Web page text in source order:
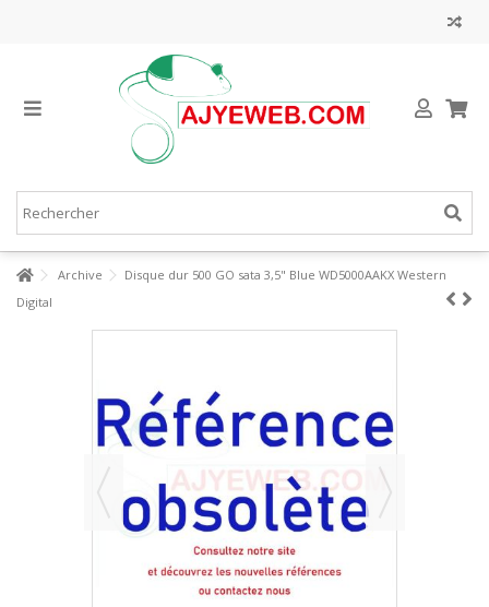
Archive
Disque dur 500 GO sata 3,5" Blue WD5000AAKX Western
Digital